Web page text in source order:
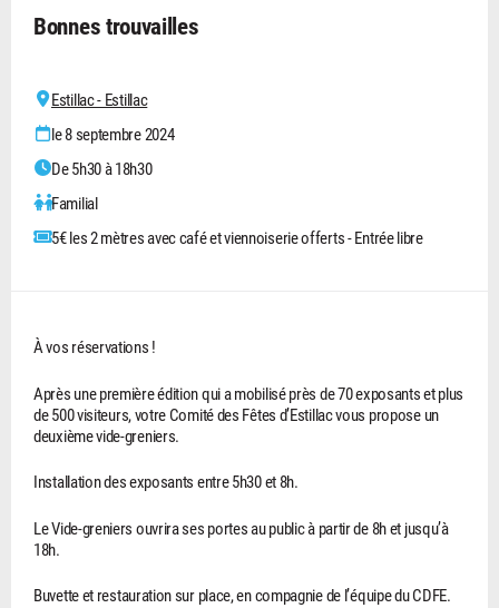
Bonnes trouvailles
Estillac - Estillac
le 8 septembre 2024
De 5h30 à 18h30
Familial
5€ les 2 mètres avec café et viennoiserie offerts - Entrée libre
À vos réservations !
Après une première édition qui a mobilisé près de 70 exposants et plus
de 500 visiteurs, votre Comité des Fêtes d’Estillac vous propose un
deuxième vide-greniers.
Installation des exposants entre 5h30 et 8h.
Le Vide-greniers ouvrira ses portes au public à partir de 8h et jusqu’à
18h.
Buvette et restauration sur place, en compagnie de l’équipe du CDFE.